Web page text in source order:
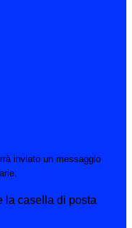
inviato un messaggio
la casella di posta